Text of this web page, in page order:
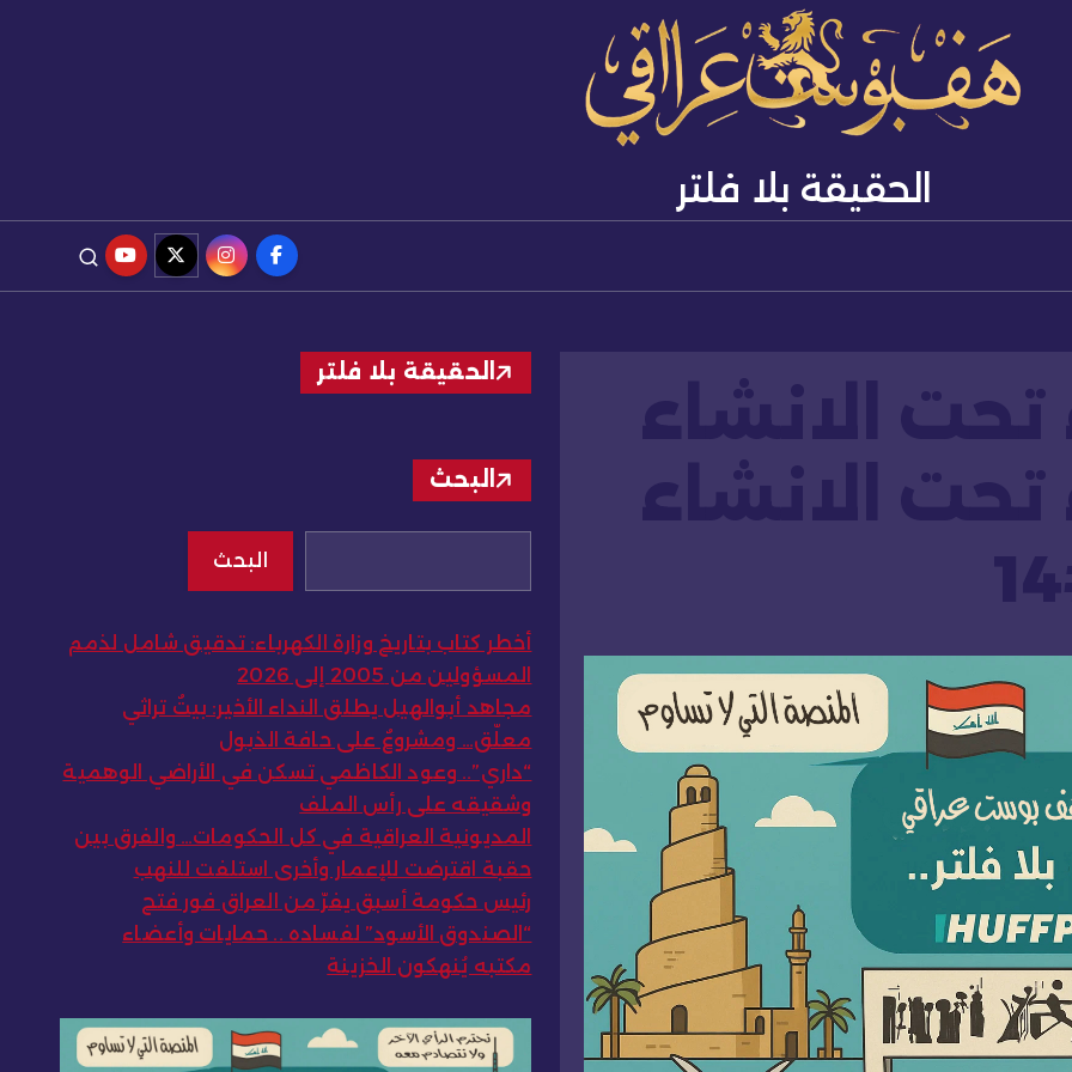
الحقيقة بلا فلتر
الانشاء
الانشاء
الحقيقة بلا فلتر
البحث
البحث
أخطر كتاب بتاريخ وزارة الكهرباء: تدقيق شامل لذمم
المسؤولين من 2005 إلى 2026
مجاهد أبوالهيل يطلق النداء الأخير: بيتٌ تراثي
معلّق… ومشروعٌ على حافة الذبول
“داري”.. وعود الكاظمي تسكن في الأراضي الوهمية
وشقيقه على رأس الملف
المديونية العراقية في كل الحكومات… والفرق بين
حقبة اقترضت للإعمار وأخرى استلفت للنهب
رئيس حكومة أسبق يفرّ من العراق فور فتح
“الصندوق الأسود” لفساده .. حمايات وأعضاء
مكتبه يُنهكون الخزينة